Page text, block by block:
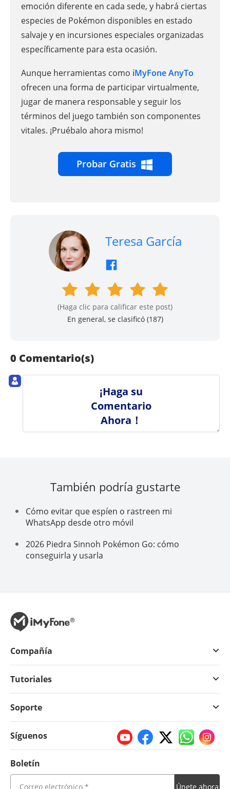
emoción diferente en cada sede, y habrá ciertas
especies de Pokémon disponibles en estado
salvaje y en incursiones especiales organizadas
específicamente para esta ocasión.
Aunque herramientas como iMyFone AnyTo
ofrecen una forma de participar virtualmente,
jugar de manera responsable y seguir los
términos del juego también son componentes
vitales. ¡Pruébalo ahora mismo!
Probar Gratis
Teresa García
(Haga clic para calificar este post)
En general, se clasificó (187)
0 Comentario(s)
¡Haga su
Comentario
Ahora！
También podría gustarte
Cómo evitar que espíen o rastreen mi
WhatsApp desde otro móvil
2026 Piedra Sinnoh Pokémon Go: cómo
conseguirla y usarla
Compañía
Tutoriales
Soporte
Síguenos
Boletín
Únete ahora